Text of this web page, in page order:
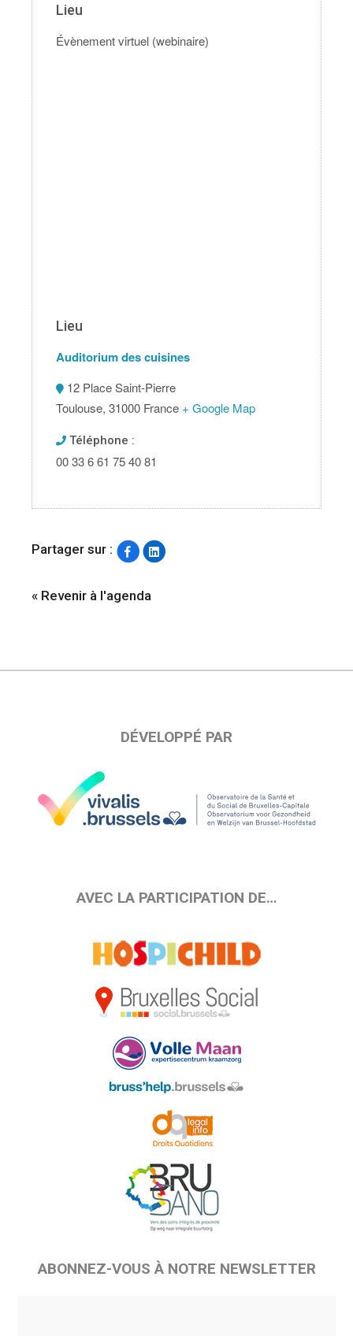
Lieu
Évènement virtuel (webinaire)
Lieu
Auditorium des cuisines
12 Place Saint-Pierre
Toulouse, 31000 France + Google Map
Téléphone :
00 33 6 61 75 40 81
Partager sur :
« Revenir à l'agenda
DÉVELOPPÉ PAR
AVEC LA PARTICIPATION DE…
ABONNEZ-VOUS À NOTRE NEWSLETTER